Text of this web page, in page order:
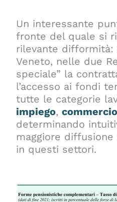
Un interessante
fronte del quale si
rilevante
Veneto, nelle due
speciale” la
l’accesso ai fondi
tutte le categorie
impiego,commercio
determinando
maggiore
in questi settori.